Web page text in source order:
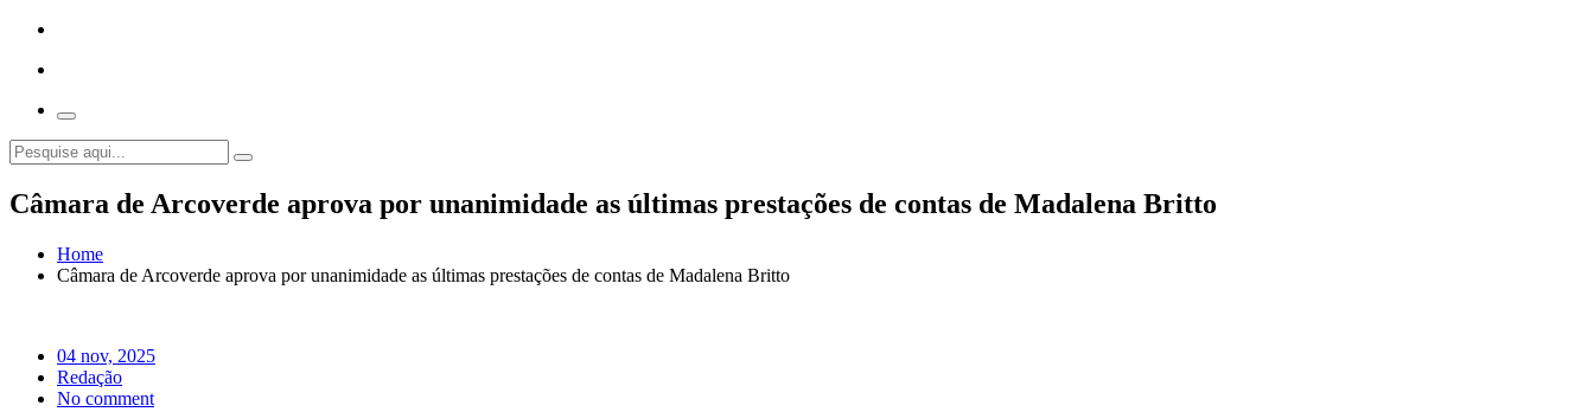
Câmara de Arcoverde aprova por unanimidade as últimas prestações de contas de Madalena Britto
Home
Câmara de Arcoverde aprova por unanimidade as últimas prestações de contas de Madalena Britto
04 nov, 2025
Redação
No comment